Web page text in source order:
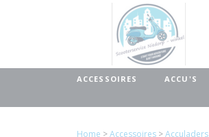
ACCESSOIRES ACCU'S
Home >Accessoires >Acculaders